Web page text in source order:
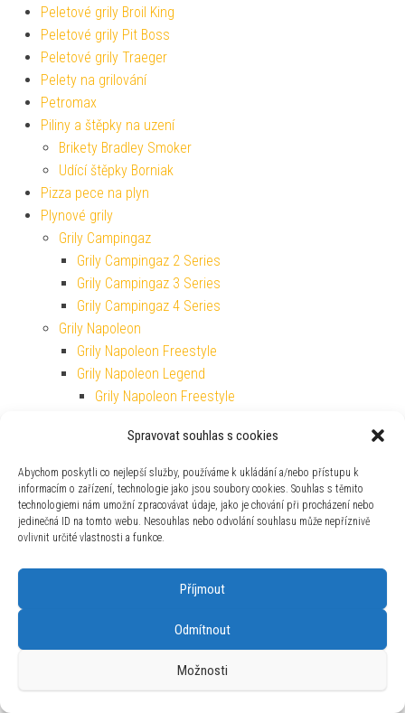
Spravovat souhlas s cookies
Abychom poskytli co nejlepší služby, používáme k ukládání a/nebo přístupu k
informacím o zařízení, technologie jako jsou soubory cookies. Souhlas s těmito
technologiemi nám umožní zpracovávat údaje, jako je chování při procházení nebo
jedinečná ID na tomto webu. Nesouhlas nebo odvolání souhlasu může nepříznivě
ovlivnit určité vlastnosti a funkce.
Příjmout
Odmítnout
Možnosti
Peletové grily Broil King
Peletové grily Pit Boss
Peletové grily Traeger
Pelety na grilování
Petromax
Piliny a štěpky na uzení
Brikety Bradley Smoker
Udící štěpky Borniak
Pizza pece na plyn
Plynové grily
Grily Campingaz
Grily Campingaz 2 Series
Grily Campingaz 3 Series
Grily Campingaz 4 Series
Grily Napoleon
Grily Napoleon Freestyle
Grily Napoleon Legend
Grily Napoleon Freestyle
Grily Napoleon Rogue
Grily Napoleon Travel
Grily Outdoorchef
Grily Outdoorchef Dualchef
Grily Plancha
Grily Plancha Pit Boss
Plynové vařiče Campingaz
Podpalování a topení